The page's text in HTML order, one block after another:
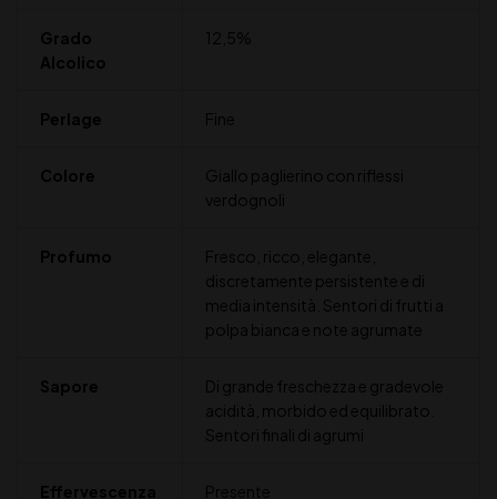
Grado
Alcolico
12,5%
Perlage Fine
Colore
Giallo paglierino con riflessi
verdognoli
Profumo
Fresco, ricco, elegante,
discretamente persistente e di
media intensità. Sentori di frutti a
polpa bianca e note agrumate
Sapore
Di grande freschezza e gradevole
acidità, morbido ed equilibrato.
Sentori finali di agrumi
Effervescenza Presente